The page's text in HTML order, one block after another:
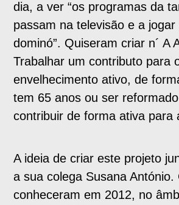
dia, a ver “os programas da
passam na televisão e a jogar
dominó”. Quiseram criar n´ A
Trabalhar um contributo para
envelhecimento ativo, de
tem 65 anos ou ser
contribuir de forma ativa para
A ideia de criar este projeto
a sua colega Susana António.
conheceram em 2012, no